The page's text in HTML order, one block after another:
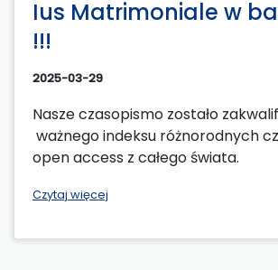
Ius Matrimoniale w
!!!
2025-03-29
Nasze czasopismo zostało
ważnego indeksu różnorodnych
open access z całego świata.
Czytaj więcej